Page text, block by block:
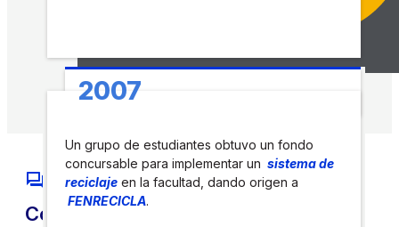
2007
Un grupo de estudiantes obtuvo un fondo
concursable para implementar un sistema de
reciclaje en la facultad, dando origen a
FENRECICLA.
Contacto